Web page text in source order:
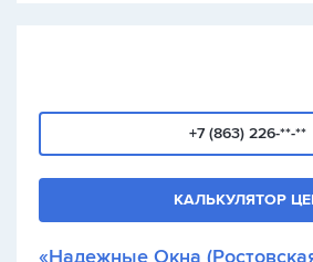
+7 (863) 226-**-**
КАЛЬКУЛЯТОР
«Надежные Окна